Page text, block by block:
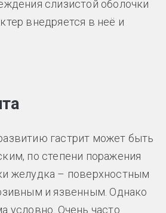
слизистой оболочки
внедряется в неё и
гастрит может быть
по степени поражения
желудка – поверхностным
и язвенным. Однако
условно. Очень часто